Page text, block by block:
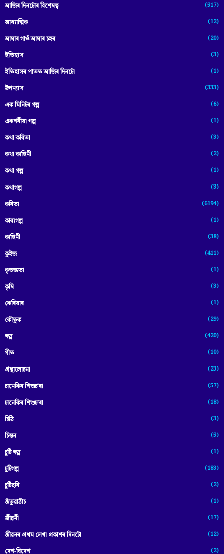
আজিৰ দিনটোৰ বিশেষত্ব (517)
আধ্যাত্মিক (12)
আমাৰ গাওঁ আমাৰ চহৰ (20)
ইতিহাস (3)
ইতিহাসৰ পাতত আজিৰ দিনটো (1)
উপন্যাস (333)
এক মিনিটৰ গল্প (6)
একশৰীয়া গল্প (1)
কথা কবিতা (3)
কথা কাহিনী (2)
কথা গল্প (1)
কথাগল্প (3)
কবিতা (6194)
কাব্যগল্প (1)
কাহিনী (38)
কুইজ (411)
কৃতজ্ঞতা (1)
কৃষি (3)
কেৰিয়াৰ (1)
কৌতুক (29)
গল্প (420)
গীত (10)
গ্ৰন্থালোচনা (23)
চানেকিৰ শিশুচ'ৰা (57)
চানেকিৰ শিশুচ’ৰা (18)
চিঠি (3)
চিন্তন (5)
চুটি গল্প (1)
চুটিগল্প (183)
চুটিছবি (2)
জঁতুৱাঠাঁচ (1)
জীৱনী (17)
জীৱনৰ প্ৰথম লেখা প্ৰকাশৰ দিনটো (12)
দেশ-বিদেশ (2)